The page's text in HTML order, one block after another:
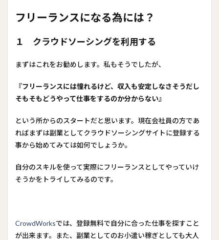
フリーランスになる為には？
１ クラウドソーシングを利用する
まずはこれをお勧めします。私もそうでしたが、
『フリーランスには憧れるけど、収入も安定しなさそうだし
そもそもどうやって仕事をするのか分からない』
という所からのスタートだと思います。現在会社員の方であ
ればまずは副業としてクラウドソーシングサイトに登録する
事から始めてみては如何でしょうか。
自分のスキルを使って実際にフリーランスとしてやっていけ
そうかをトライしてみるのです。
CrowdWorksでは、登録無料で自分に合った仕事を探すこと
が出来ます。また、副業としてのお小遣い稼ぎとしても大人